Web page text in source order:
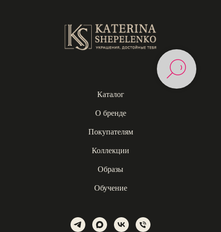
Каталог
О бренде
Покупателям
Коллекции
Образы
Обучение